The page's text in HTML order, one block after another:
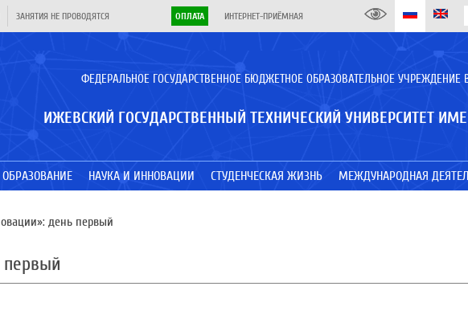
ЗАНЯТИЯ НЕ ПРОВОДЯТСЯ ОПЛАТА ИНТЕРНЕТ-ПРИЁМНАЯ
ФЕДЕРАЛЬНОЕ ГОСУДАРСТВЕННОЕ БЮДЖЕТНОЕ ОБРАЗОВАТЕЛЬНОЕ УЧРЕЖДЕНИЕ
ИЖЕВСКИЙ ГОСУДАРСТВЕННЫЙ ТЕХНИЧЕСКИЙ УНИВЕРСИТЕТ
ОБРАЗОВАНИЕ НАУКА И ИННОВАЦИИ СТУДЕНЧЕСКАЯ ЖИЗНЬ МЕЖДУНАРОДНАЯ
день первый